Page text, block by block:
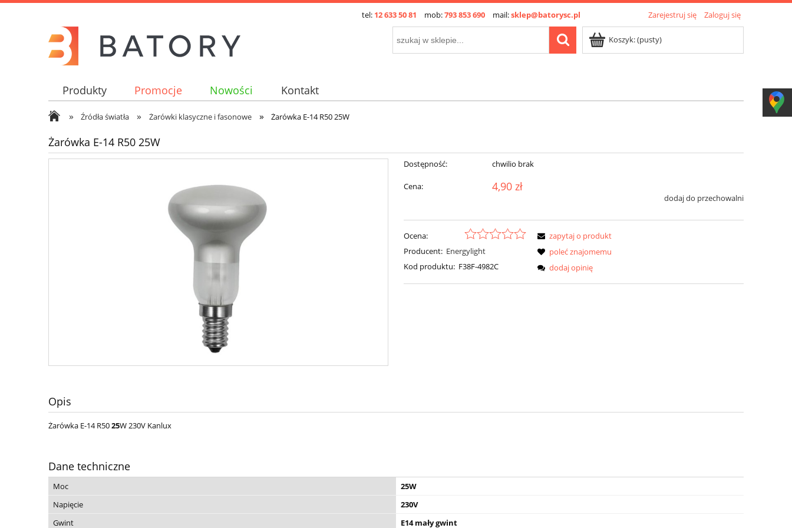
Zarejestruj się Zaloguj się
tel: 12 633 50 81 mob:793 853 690 mail:sklep@batorysc.pl
Koszyk:(pusty)
Produkty Promocje Nowości Kontakt
» Źródła światła » Żarówki klasyczne i fasonowe » Żarówka E-14 R50 25W
Żarówka E-14 R50 25W
Dostępność: chwilio brak
Cena: 4,90 zł
dodaj do przechowalni
Ocena:
Producent: Energylight
Kod produktu: F38F-4982C
zapytaj o produkt
poleć znajomemu
dodaj opinię
Opis
Żarówka E-14 R5025W 230V Kanlux
Dane techniczne
Moc
25W
Napięcie
230V
Gwint
E14 mały gwint